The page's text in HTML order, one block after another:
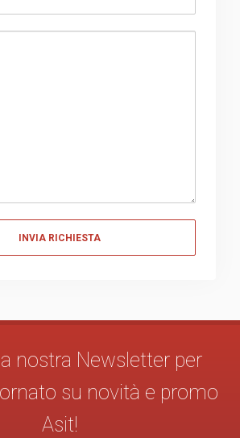
nostra Newsletter per
su novità e promo
Asit!